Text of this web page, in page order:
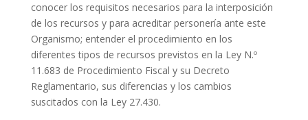
conocer los requisitos necesarios para la interposición
de los recursos y para acreditar personería ante este
Organismo; entender el procedimiento en los
diferentes tipos de recursos previstos en la Ley N.º
11.683 de Procedimiento Fiscal y su Decreto
Reglamentario, sus diferencias y los cambios
suscitados con la Ley 27.430.